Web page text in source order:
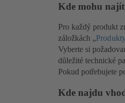
Kde mohu
Pro každý produkt
záložkách „
Vyberte si
důležité technické
Pokud potřebujete
Kde najdu